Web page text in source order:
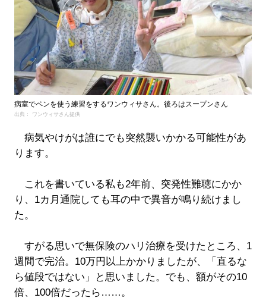
病室でペンを使う練習をするワンウィサさん。後ろはスープンさん
出典： ワンウィサさん提供
病気やけがは誰にでも突然襲いかかる可能性があ
ります。
これを書いている私も2年前、突発性難聴にかか
り、1カ月通院しても耳の中で異音が鳴り続けまし
た。
すがる思いで無保険のハリ治療を受けたところ、1
週間で完治。10万円以上かかりましたが、「直るな
ら値段ではない」と思いました。でも、額がその10
倍、100倍だったら……。